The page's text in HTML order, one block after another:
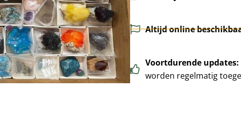
Altijd online
Voortdurende updates:
worden regelmatig